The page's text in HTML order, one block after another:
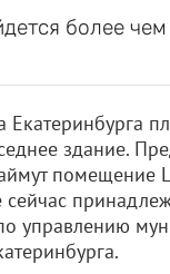
более
Екатеринбурга
здание.
сейчас
управлению